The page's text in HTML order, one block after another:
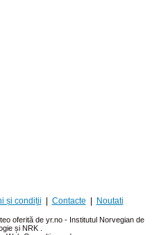
și condiții Contacte Noutati
oferită de yr.no - Institutul Norvegian de
și NRK